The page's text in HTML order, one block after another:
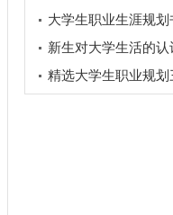
大学生职业生涯规划
新生对大学生活的认
精选大学生职业规划